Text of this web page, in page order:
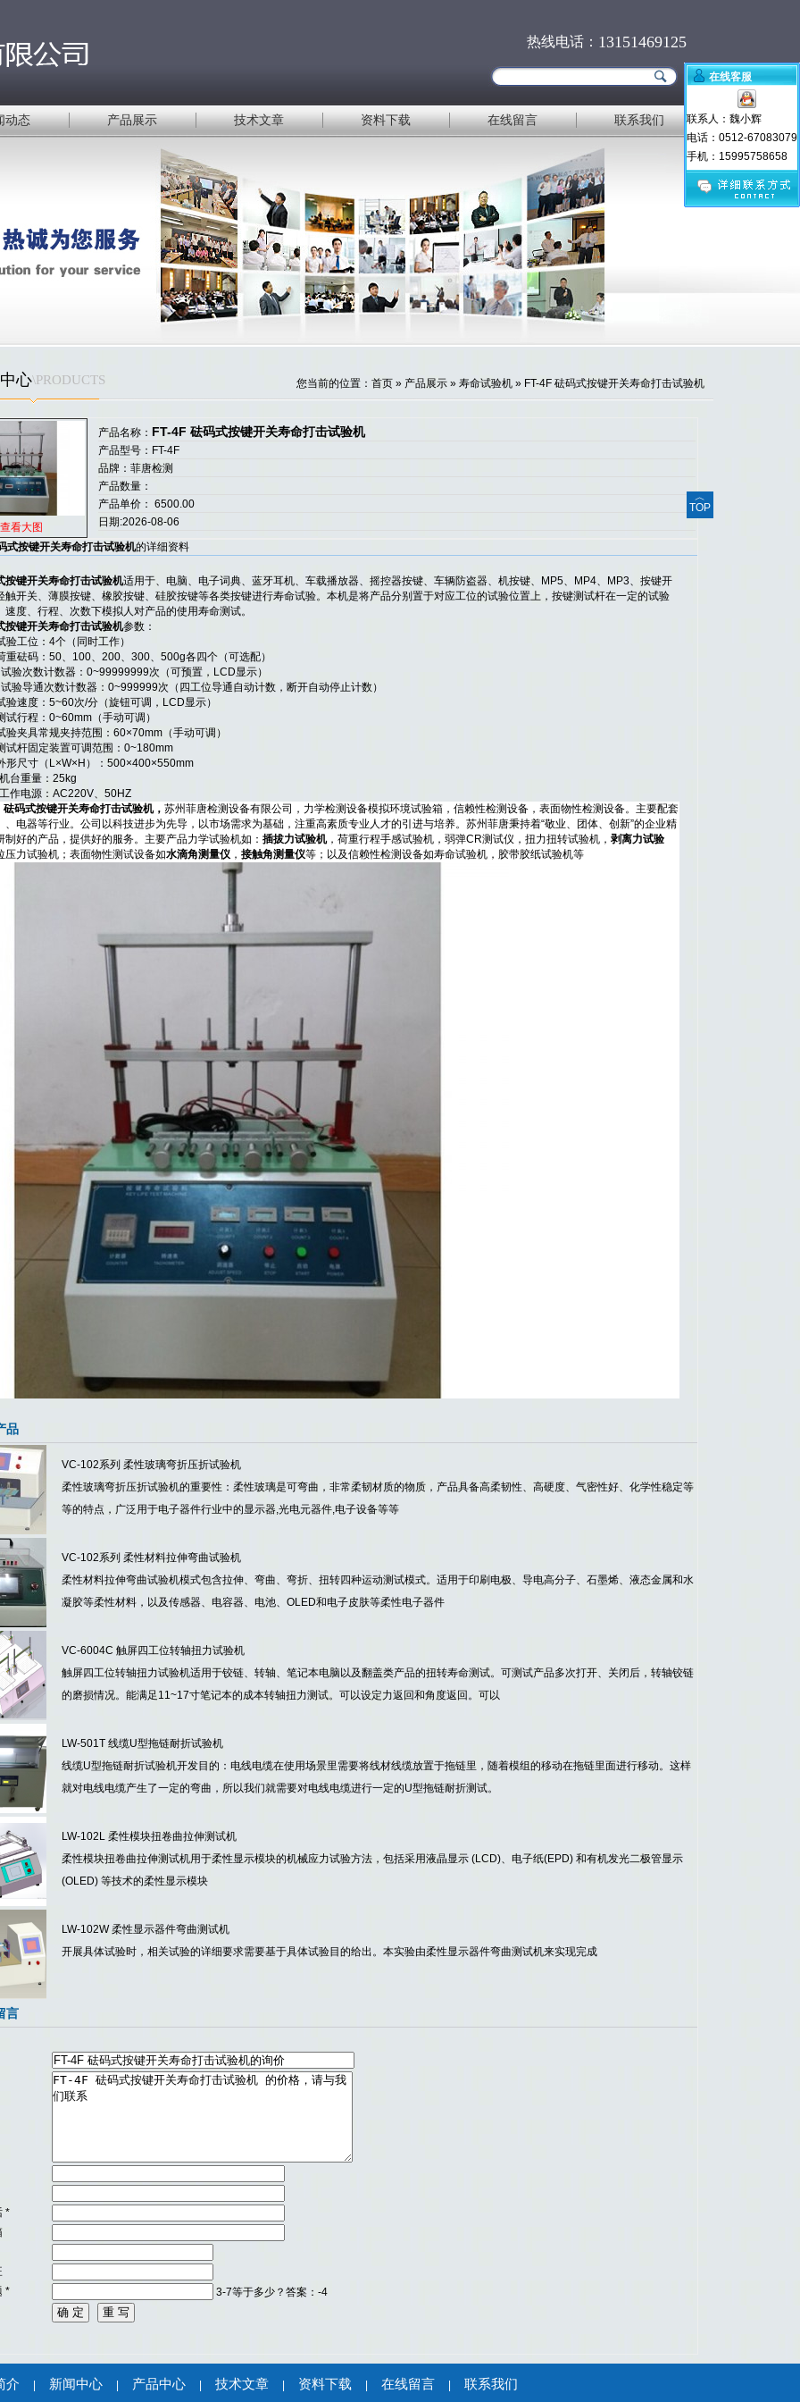
热线电话： 13151469125
动态 产品展示 技术文章 资料下载 在线留言 联系我们
心\PRODUCTS 您当前的位置： 首页 » 产品展示 » 寿命试验机 » FT-4F 砝码式按键开关寿命打击试验机
查看大图
产品名称： FT-4F 砝码式按键开关寿命打击试验机
产品型号：FT-4F
品牌：菲唐检测
产品数量：
产品单价： 6500.00
日期:2026-08-06
式按键开关寿命打击试验机的详细资料
按键开关寿命打击试验机适用于、电脑、电子词典、蓝牙耳机、车载播放器、摇控器按键、车辆防盗器、机按键、MP5、MP4、MP3、按键开
触开关、薄膜按键、橡胶按键、硅胶按键等各类按键进行寿命试验。本机是将产品分别置于对应工位的试验位置上，按键测试杆在一定的试验
速度、行程、次数下模拟人对产品的使用寿命测试。
按键开关寿命打击试验机参数：
工位：4个（同时工作）
砝码：50、100、200、300、500g各四个（可选配）
次数计数器：0~99999999次（可预置，LCD显示）
导通次数计数器：0~999999次（四工位导通自动计数，断开自动停止计数）
速度：5~60次/分（旋钮可调，LCD显示）
行程：0~60mm（手动可调）
夹具常规夹持范围：60×70mm（手动可调）
杆固定装置可调范围：0~180mm
尺寸（L×W×H）：500×400×550mm
台重量：25kg
作电源：AC220V、50HZ
砝码式按键开关寿命打击试验机，苏州菲唐检测设备有限公司，力学检测设备模拟环境试验箱，信赖性检测设备，表面物性检测设备。主要配套
、电器等行业。公司以科技进步为先导，以市场需求为基础，注重高素质专业人才的引进与培养。苏州菲唐秉持着“敬业、团体、创新”的企业精
制好的产品，提供好的服务。主要产品力学试验机如： 插拔力试验机，荷重行程手感试验机，弱弹CR测试仪，扭力扭转试验机， 剥离力试验
压力试验机；表面物性测试设备如水滴角测量仪 ， 接触角测量仪等；以及信赖性检测设备如寿命试验机，胶带胶纸试验机等
品
VC-102系列 柔性玻璃弯折压折试验机
柔性玻璃弯折压折试验机的重要性：柔性玻璃是可弯曲，非常柔韧材质的物质，产品具备高柔韧性、高硬度、气密性好、化学性稳定等
等的特点，广泛用于电子器件行业中的显示器,光电元器件,电子设备等等
VC-102系列 柔性材料拉伸弯曲试验机
柔性材料拉伸弯曲试验机模式包含拉伸、弯曲、弯折、扭转四种运动测试模式。适用于印刷电极、导电高分子、石墨烯、液态金属和水
凝胶等柔性材料，以及传感器、电容器、电池、OLED和电子皮肤等柔性电子器件
VC-6004C 触屏四工位转轴扭力试验机
触屏四工位转轴扭力试验机适用于铰链、转轴、笔记本电脑以及翻盖类产品的扭转寿命测试。可测试产品多次打开、关闭后，转轴铰链
的磨损情况。能满足11~17寸笔记本的成本转轴扭力测试。可以设定力返回和角度返回。可以
LW-501T 线缆U型拖链耐折试验机
线缆U型拖链耐折试验机开发目的：电线电缆在使用场景里需要将线材线缆放置于拖链里，随着模组的移动在拖链里面进行移动。这样
就对电线电缆产生了一定的弯曲，所以我们就需要对电线电缆进行一定的U型拖链耐折测试。
LW-102L 柔性模块扭卷曲拉伸测试机
柔性模块扭卷曲拉伸测试机用于柔性显示模块的机械应力试验方法，包括采用液晶显示 (LCD)、电子纸(EPD) 和有机发光二极管显示
(OLED) 等技术的柔性显示模块
LW-102W 柔性显示器件弯曲测试机
开展具体试验时，相关试验的详细要求需要基于具体试验目的给出。本实验由柔性显示器件弯曲测试机来实现完成
言
*
* 3-7等于多少？答案：-4
介 新闻中心 产品中心 技术文章 资料下载 在线留言 联系我们
在线客服
联系人：魏小辉
电话：0512-67083079
手机：15995758658
︿
TOP